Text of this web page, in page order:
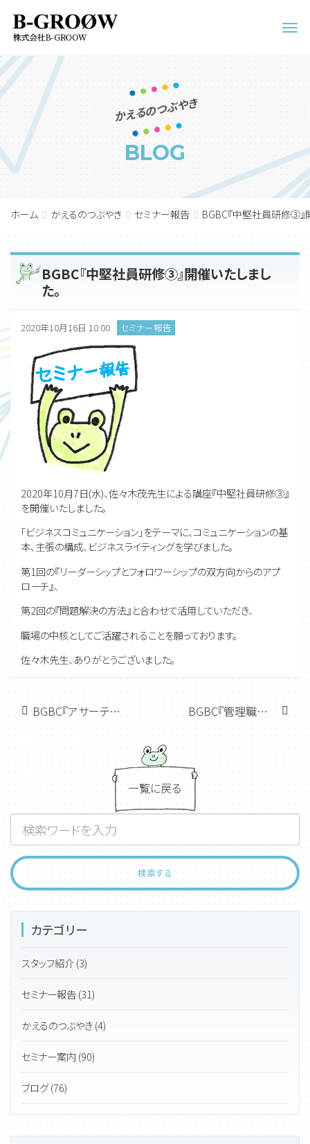
かえるのつぶやき
BLOG
ホーム かえるのつぶやき セミナー報告 BGBC『中堅社員研修③』
BGBC『中堅社員研修③』開催いたしまし
た。
2020年10月16日 10:00 セミナー報告
2020年10月7日(水)、佐々木茂先生による講座『中堅社員研修③』
を開催いたしました。
「ビジネスコミュニケーション」をテーマに、コミュニケーションの基
本、主張の構成、ビジネスライティングを学びました。
第1回の『リーダーシップとフォロワーシップの双方向からのアプ
ローチ』、
第2回の『問題解決の方法』と合わせて活用していただき、
職場の中核としてご活躍されることを願っております。
佐々木先生、ありがとうございました。
BGBC『アサーティブコミュニケーション』開催いたしました。 BGBC『管理職研修 マネジメント編②』開催いたしました。
一覧に戻る
カテゴリー
スタッフ紹介 (3)
セミナー報告 (31)
かえるのつぶやき (4)
セミナー案内 (90)
ブログ (76)